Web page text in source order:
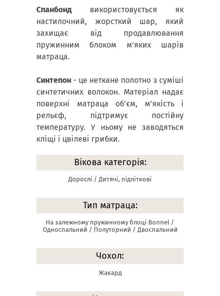
Спанбонд використовується як
настилочний, жорсткий шар, який
захищає від продавлювання
пружинним блоком м'яких шарів
матраца.
Синтепон - це неткане полотно з суміші
синтетичних волокон. Матеріал надає
поверхні матраца об'єм, м'якість і
рельєф, підтримує постійну
температуру. У ньому не заводяться
кліщі і цвілеві грибки.
Вікова категорія:
Дорослі / Дитячі, підліткові
Тип матраца:
На залежному пружинному блоці Bonnel /
Односпальний / Полуторний / Двоспальний
Чохол:
Жакард